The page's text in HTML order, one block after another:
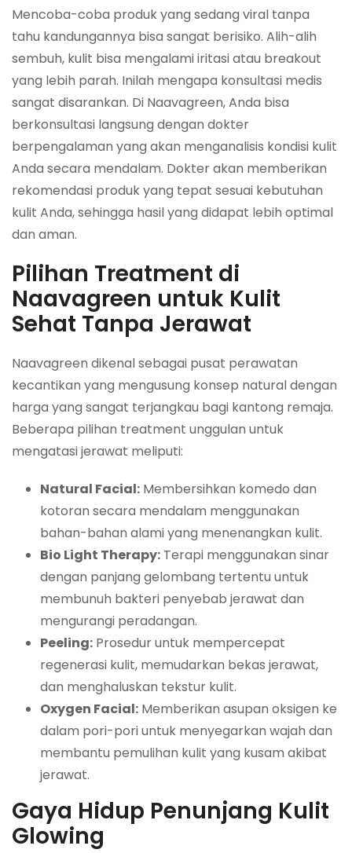
Mencoba-coba produk yang sedang viral tanpa
tahu kandungannya bisa sangat berisiko. Alih-alih
sembuh, kulit bisa mengalami iritasi atau breakout
yang lebih parah. Inilah mengapa konsultasi medis
sangat disarankan. Di Naavagreen, Anda bisa
berkonsultasi langsung dengan dokter
berpengalaman yang akan menganalisis kondisi kulit
Anda secara mendalam. Dokter akan memberikan
rekomendasi produk yang tepat sesuai kebutuhan
kulit Anda, sehingga hasil yang didapat lebih optimal
dan aman.
Pilihan Treatment di
Naavagreen untuk Kulit
Sehat Tanpa Jerawat
Naavagreen dikenal sebagai pusat perawatan
kecantikan yang mengusung konsep natural dengan
harga yang sangat terjangkau bagi kantong remaja.
Beberapa pilihan treatment unggulan untuk
mengatasi jerawat meliputi:
Natural Facial: Membersihkan komedo dan
kotoran secara mendalam menggunakan
bahan-bahan alami yang menenangkan kulit.
Bio Light Therapy: Terapi menggunakan sinar
dengan panjang gelombang tertentu untuk
membunuh bakteri penyebab jerawat dan
mengurangi peradangan.
Peeling: Prosedur untuk mempercepat
regenerasi kulit, memudarkan bekas jerawat,
dan menghaluskan tekstur kulit.
Oxygen Facial: Memberikan asupan oksigen ke
dalam pori-pori untuk menyegarkan wajah dan
membantu pemulihan kulit yang kusam akibat
jerawat.
Gaya Hidup Penunjang Kulit
Glowing